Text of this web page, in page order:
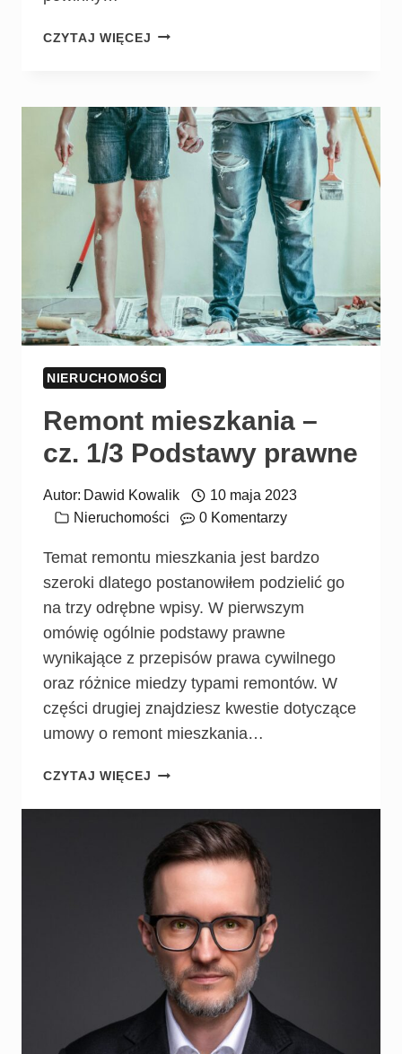
CZYTAJ WIĘCEJ
NIERUCHOMOŚCI
Remont mieszkania –
cz. 1/3 Podstawy prawne
Autor: Dawid Kowalik
10 maja 2023
Nieruchomości
0 Komentarzy
Temat remontu mieszkania jest bardzo
szeroki dlatego postanowiłem podzielić go
na trzy odrębne wpisy. W pierwszym
omówię ogólnie podstawy prawne
wynikające z przepisów prawa cywilnego
oraz różnice miedzy typami remontów. W
części drugiej znajdziesz kwestie dotyczące
umowy o remont mieszkania…
CZYTAJ WIĘCEJ